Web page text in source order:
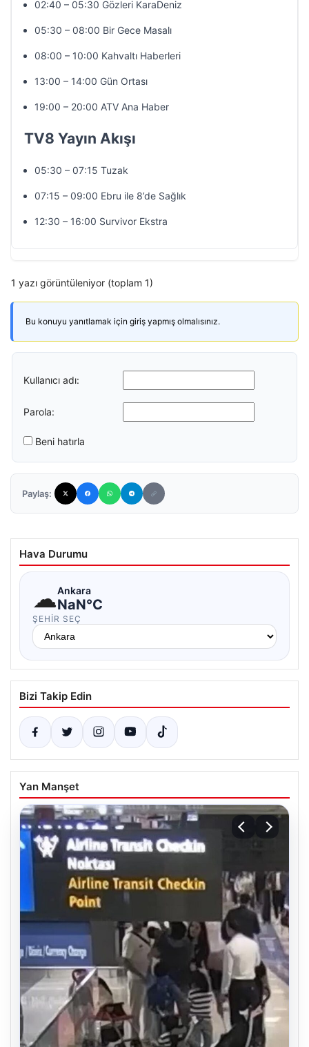
02:40 – 05:30 Gözleri KaraDeniz
05:30 – 08:00 Bir Gece Masalı
08:00 – 10:00 Kahvaltı Haberleri
13:00 – 14:00 Gün Ortası
19:00 – 20:00 ATV Ana Haber
TV8 Yayın Akışı
05:30 – 07:15 Tuzak
07:15 – 09:00 Ebru ile 8’de Sağlık
12:30 – 16:00 Survivor Ekstra
1 yazı görüntüleniyor (toplam 1)
Bu konuyu yanıtlamak için giriş yapmış olmalısınız.
Kullanıcı adı:
Parola:
Beni hatırla
Paylaş:
Hava Durumu
☁Ankara
NaN°C
ŞEHIR SEÇ
Bizi Takip Edin
Yan Manşet